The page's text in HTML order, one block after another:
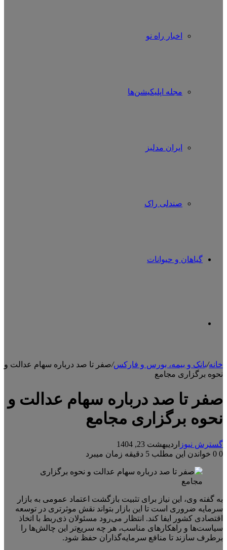
اخبار راه نو
مجله اپلیکیشن‌ها
ایران مدلبز
صندلی راک
گیاهان و حیوانات
پوسته
خانه/بانک و بیمه، بورس و فارکس/صفر تا صد درباره سهام عدالت و
نحوه برگزاری مجامع
صفر تا صد درباره سهام عدالت و
نحوه برگزاری مجامع
گسترش نیوز اردیبهشت 23, 1404
0
خواندن این مطلب 5 دقیقه زمان میبرد
به گفته وی، این نیاز برای تثبیت بازگشت اعتماد عمومی به بازار
سرمایه ضروری است تا این بازار بتواند نقش موثرتری در توسعه
اقتصادی کشور ایفا کند. انتظار می‌رود مسئولان ذی‌ربط با اتخاذ
سیاست‌ها و راهکارهای مناسب، هر چه سریع‌تر این چالش‌ها را
برطرف سازند تا منافع سرمایه‌گذاران حفظ شود.